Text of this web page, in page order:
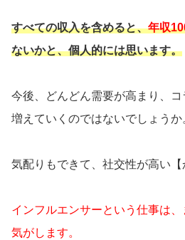
すべての収入を含めると、年収
ないかと、個人的には思います。
今後、どんどん需要が高まり、コ
増えていくのではないでしょうか
気配りもできて、社交性が高い【
インフルエンサーという仕事は
気がします。